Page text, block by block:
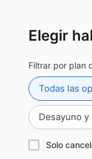
Elegir
Filtrar por plan
Todas las
Desayuno
Solo